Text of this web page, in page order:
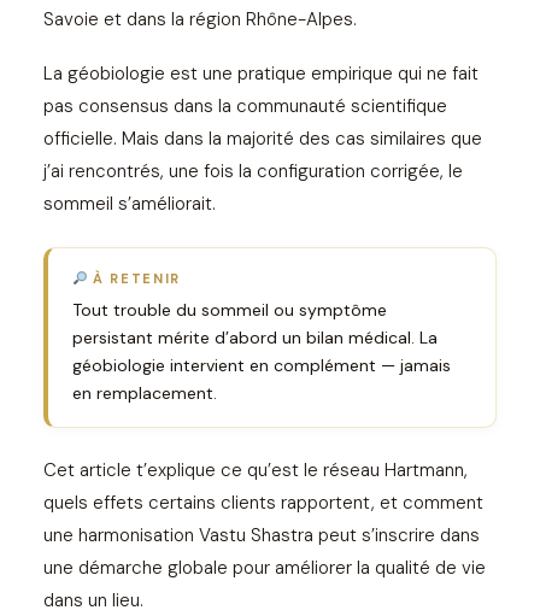
Savoie et dans la région Rhône-Alpes.
La géobiologie est une pratique empirique qui ne fait
pas consensus dans la communauté scientifique
officielle. Mais dans la majorité des cas similaires que
j’ai rencontrés, une fois la configuration corrigée, le
sommeil s’améliorait.
À RETENIR
Tout trouble du sommeil ou symptôme
persistant mérite d’abord un bilan médical. La
géobiologie intervient en complément — jamais
en remplacement.
Cet article t’explique ce qu’est le réseau Hartmann,
quels effets certains clients rapportent, et comment
une harmonisation Vastu Shastra peut s’inscrire dans
une démarche globale pour améliorer la qualité de vie
dans un lieu.